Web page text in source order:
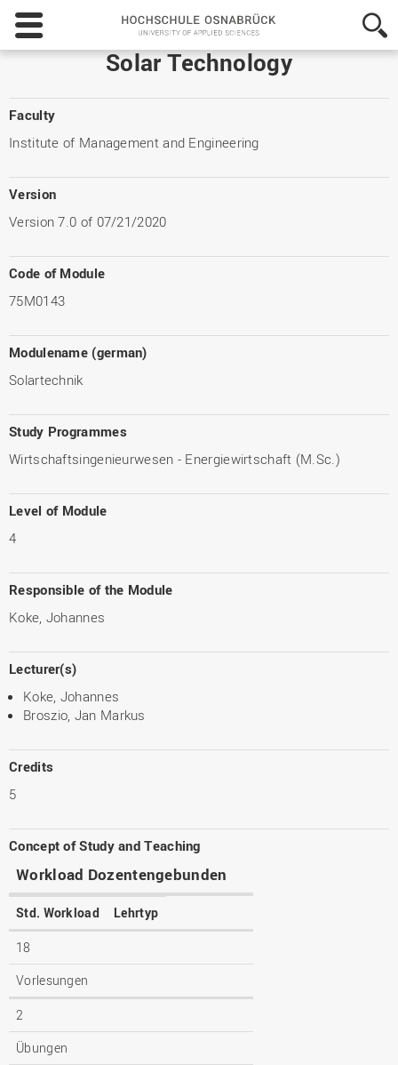
Hochschule
Osnabrück
-
Solar Technology
Faculty
Institute of Management and Engineering
Version
Version 7.0 of 07/21/2020
Code of Module
75M0143
Modulename (german)
Solartechnik
Study Programmes
Wirtschaftsingenieurwesen - Energiewirtschaft (M.Sc.)
Level of Module
4
Responsible of the Module
Koke, Johannes
Lecturer(s)
Koke, Johannes
Broszio, Jan Markus
Credits
5
Concept of Study and Teaching
Workload Dozentengebunden
Std. Workload Lehrtyp
18
Vorlesungen
2
Übungen